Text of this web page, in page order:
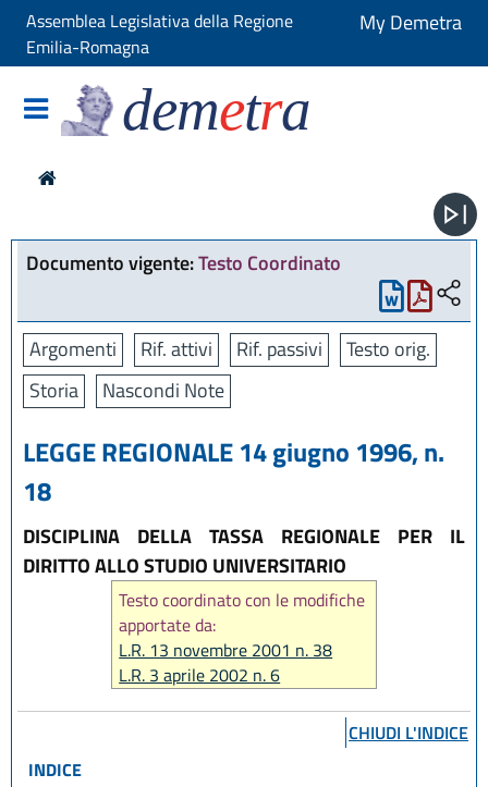
Assemblea Legislativa della Regione
Emilia-Romagna
My Demetra
demetra
Documento vigente:Testo Coordinato
Argomenti Rif. attivi Rif. passivi
Testo orig.
Storia
Nascondi Note
LEGGE REGIONALE 14 giugno 1996, n.
18
DISCIPLINA DELLA TASSA REGIONALE PER IL
DIRITTO ALLO STUDIO UNIVERSITARIO
Testo coordinato con le modifiche
apportate da:
L.R. 13 novembre 2001 n. 38
L.R. 3 aprile 2002 n. 6
CHIUDI L'INDICE
INDICE